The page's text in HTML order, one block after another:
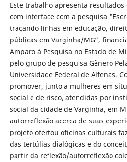
Este trabalho apresenta
com interface com a pesquisa
traçando linhas em educação,
públicas em Varginha/MG”,
Amparo à Pesquisa no Estado de
pelo grupo de pesquisa Gênero
Universidade Federal de Alfenas.
promover, junto a mulheres em
social e de risco, atendidas por
social da cidade de Varginha, em
autorreflexão acerca de suas
projeto ofertou oficinas culturais
das tertúlias dialógicas e do
partir da reflexão/autorreflexão